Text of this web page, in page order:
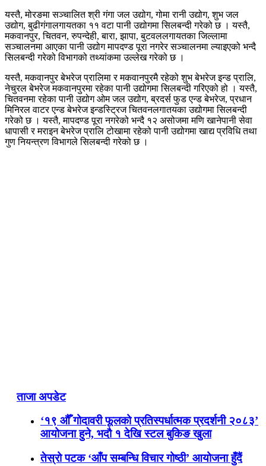
यस्तै, मोरङमा सञ्चालित श्री गंगा जल उद्योग, गोमा रानी उद्योग, शुभ जल
उद्योग, बुढीगंगालगायतका ११ वटा पानी उद्योगमा सिलबन्दी गरेको छ । यस्तै,
मकवानपुर, चितवन, रुपन्देही, बारा, झापा, बुटवललगायतका जिल्लामा
सञ्चालनमा आएका पानी उद्योग मापदण्ड पूरा नगरेर सञ्चालनमा ल्याइएको भन्दै
सिलबन्दी गरेको विभागको तथ्यांकमा उल्लेख गरेको छ ।
यस्तै, मकवानपुर बेभरेज प्रालिमा र मकवानपुरमै रहेको शुभ बेभरेज इन्ड प्रालि,
नेचुरल बेभरेज मकवानपुरमा रहेका पानी उद्योगमा सिलबन्दी गरिएको हो । यस्तै,
चितवनमा रहेका पानी उद्योग ओम जल उद्योग, ब्रदर्स फुड एन्ड बेभरेज, प्रधान
मिनिरल वाटर एन्ड बेभरेज इन्डस्ट्रिज चितवनलगातयका उद्योगमा सिलबन्दी
गरेको छ । यस्तै, मापदण्ड पूरा नगरेको भन्दै १२ असोजमा मणि खानेपानी सेवा
धापासी र मराइन बेभरेज प्रालि टोखामा रहेको पानी उद्योगमा खाद्य प्रविधि तथा
गुण नियन्त्रण विभागले सिलबन्दी गरेको छ ।
ताजा अपडेट
‘१९ औँ गोदावरी फूलको प्रतिस्पर्धात्मक प्रदर्शनी २०८३’
आयोजना हुने, भदौ १ देखि स्टल बुकिङ खुला
तेस्रो पटक ‘आँप सम्बन्धि विचार गोष्ठी’ आयोजना हुँदैं